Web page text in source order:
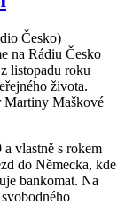
Česko)
na Rádiu Česko
listopadu roku
života.
Martiny Maškové
vlastně s rokem
do Německa, kde
bankomat. Na